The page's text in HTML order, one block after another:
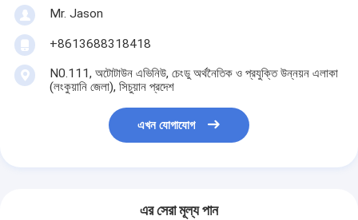
Mr. Jason
+8613688318418
N0.111, অটোটাউন এভিনিউ, চেংডু অর্থনৈতিক ও প্রযুক্তি উন্নয়ন এলাকা
(লংকুয়ানি জেলা), সিচুয়ান প্রদেশ
এখন যোগাযোগ
এর সেরা মূল্য পান